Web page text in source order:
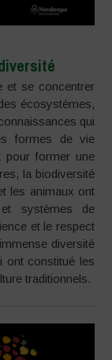
et se concentrer
écosystèmes,
qui
formes de vie
pour former une
la biodiversité
les animaux ont
systèmes de
et le respect
diversité
ont constitué les
traditionnels.